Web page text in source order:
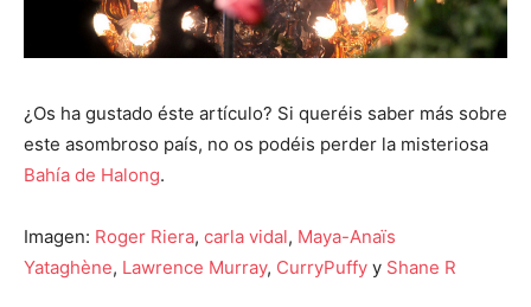
¿Os ha gustado éste artículo? Si queréis saber más sobre
este asombroso país, no os podéis perder la misteriosa
Bahía de Halong.
Imagen: Roger Riera, carla vidal, Maya-Anaïs
Yataghène, Lawrence Murray, CurryPuffy y Shane R